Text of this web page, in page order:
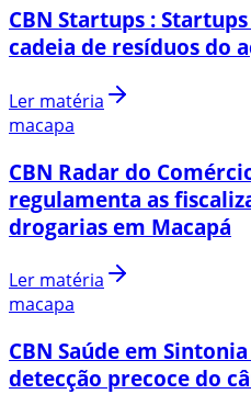
CBN Startups :
cadeia de resíduos do
Ler matéria
macapa
CBN Radar do
regulamenta as
drogarias em Macapá
Ler matéria
macapa
CBN Saúde em
detecção precoce do